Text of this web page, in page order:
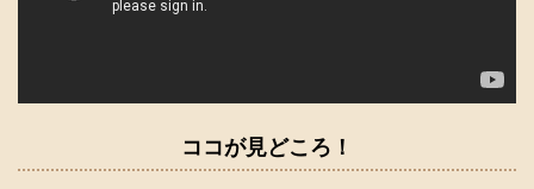
ココが見どころ！